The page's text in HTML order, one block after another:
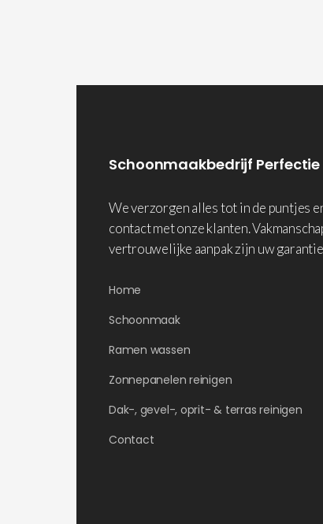
Schoonmaakbedrijf Perfectie
We verzorgen alles tot in de puntjes
contact met onze klanten.
vertrouwelijke aanpak zijn uw
Home
Schoonmaak
Ramen wassen
Zonnepanelen reinigen
Dak-, gevel-, oprit- & terras reinigen
Contact